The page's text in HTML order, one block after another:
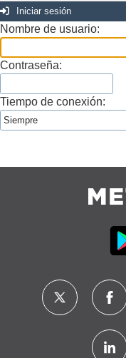
Iniciar sesión
Nombre de usuario:
Contraseña:
Tiempo de conexión: